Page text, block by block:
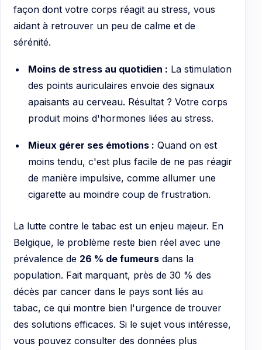
façon dont votre corps réagit au stress, vous
aidant à retrouver un peu de calme et de
sérénité.
Moins de stress au quotidien : La stimulation
des points auriculaires envoie des signaux
apaisants au cerveau. Résultat ? Votre corps
produit moins d'hormones liées au stress.
Mieux gérer ses émotions : Quand on est
moins tendu, c'est plus facile de ne pas réagir
de manière impulsive, comme allumer une
cigarette au moindre coup de frustration.
La lutte contre le tabac est un enjeu majeur. En
Belgique, le problème reste bien réel avec une
prévalence de 26 % de fumeurs dans la
population. Fait marquant, près de 30 % des
décès par cancer dans le pays sont liés au
tabac, ce qui montre bien l'urgence de trouver
des solutions efficaces. Si le sujet vous intéresse,
vous pouvez consulter des données plus